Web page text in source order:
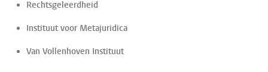
Rechtsgeleerdheid
Instituut voor Metajuridica
Van Vollenhoven Instituut